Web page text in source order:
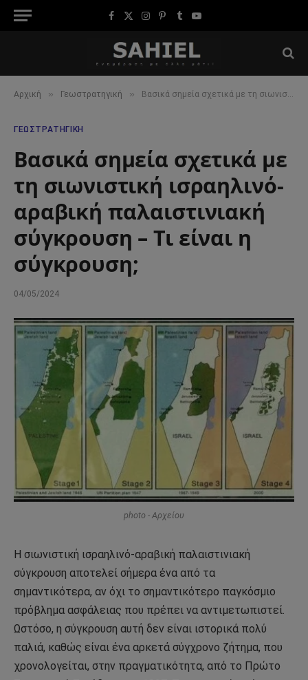
Facebook
X
Instagram
Pinterest
TumblrYouTube
Αρχική » Γεωστρατηγική » Βασικά σημεία σχετικά με τη σιωνιστική ισραηλινό-αραβική παλαιστινιακή σύγκρουση – Τι είναι η σύγκρουση;
ΓΕΩΣΤΡΑΤΗΓΙΚΉ
Βασικά σημεία σχετικά με
τη σιωνιστική ισραηλινό-
αραβική παλαιστινιακή
σύγκρουση – Τι είναι η
σύγκρουση;
04/05/2024
photo - Αρχείου
Η σιωνιστική ισραηλινό-αραβική παλαιστινιακή
σύγκρουση αποτελεί σήμερα ένα από τα
σημαντικότερα, αν όχι το σημαντικότερο παγκόσμιο
πρόβλημα ασφάλειας που πρέπει να αντιμετωπιστεί.
Ωστόσο, η σύγκρουση αυτή δεν είναι ιστορικά πολύ
παλιά, καθώς είναι ένα αρκετά σύγχρονο ζήτημα, που
χρονολογείται, στην πραγματικότητα, από το Πρώτο